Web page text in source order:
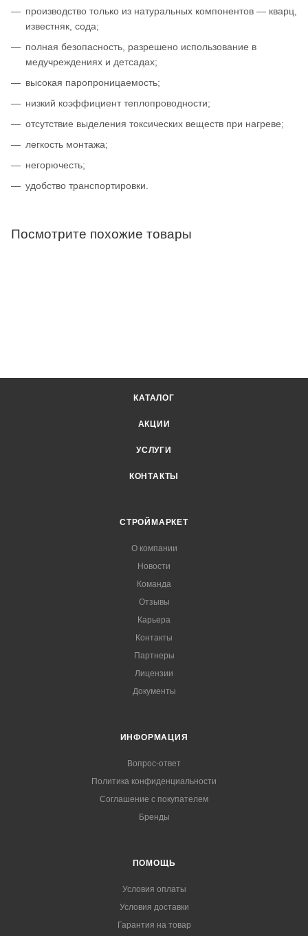
производство только из натуральных компонентов — кварц,
известняк, сода;
полная безопасность, разрешено использование в
медучреждениях и детсадах;
высокая паропроницаемость;
низкий коэффициент теплопроводности;
отсутствие выделения токсических веществ при нагреве;
легкость монтажа;
негорючесть;
удобство транспортировки.
Посмотрите похожие товары
КАТАЛОГ
АКЦИИ
УСЛУГИ
КОНТАКТЫ
СТРОЙМАРКЕТ
О компании
Новости
Команда
Отзывы
Карьера
Контакты
Партнеры
Лицензии
Документы
ИНФОРМАЦИЯ
Вопрос-ответ
Политика конфиденциальности
Соглашение с покупателем
Бренды
ПОМОЩЬ
Условия оплаты
Условия доставки
Гарантия на товар